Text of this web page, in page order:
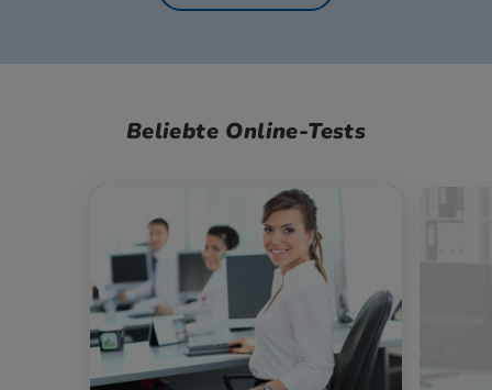
Beliebte Online-Tests